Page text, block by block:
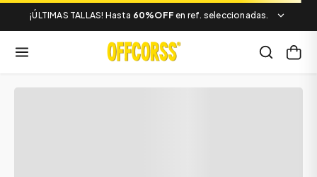
¡ÚLTIMAS TALLAS! Hasta 60%OFF en ref. seleccionadas.